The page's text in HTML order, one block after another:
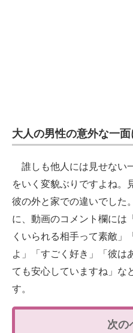
大人の男性の意外な一
誰しも他人には見せない
をいく変貌ぶりですよね。
彼の外と家での違いでした
に、動画のコメント欄には
くいられる相手って素敵」
よ」「すごく好き」「彼は
ても安心していますね」な
す。